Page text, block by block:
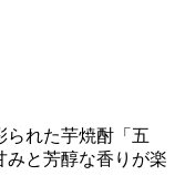
られた芋焼酎「五
みと芳醇な香りが楽